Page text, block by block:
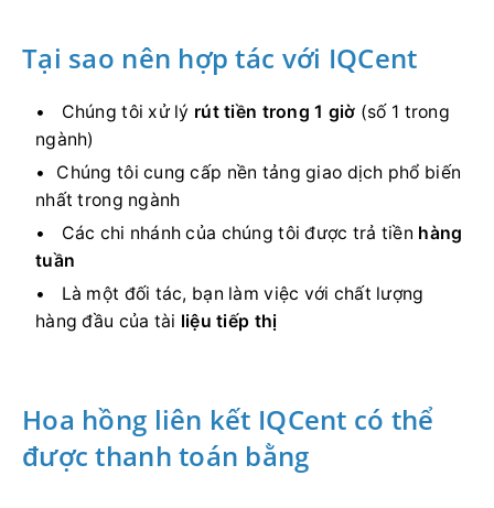
Tại sao nên hợp tác với IQCent
Chúng tôi xử lý rút tiền trong 1 giờ (số 1 trong
ngành)
Chúng tôi cung cấp nền tảng giao dịch phổ biến
nhất trong ngành
Các chi nhánh của chúng tôi được trả tiền hàng
tuần
Là một đối tác, bạn làm việc với chất lượng
hàng đầu của tài liệu tiếp thị
Hoa hồng liên kết IQCent có thể
được thanh toán bằng